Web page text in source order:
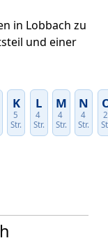
in Lobbach zu
und einer
K
5
Str.
L
4
Str.
M
4
Str.
N
4
Str.